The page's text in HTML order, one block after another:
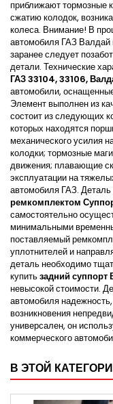
приближают тормозные
сжатию колодок,
колеса. Внимание! В
автомобиля ГАЗ Валдай
заранее следует
детали. Технические
ГАЗ 33104, 33106,
автомобили,
Элемент выполнен из
состоит из следующих
которых находятся
механического усилия
колодки; тормозные
движения; плавающие
эксплуатации на
автомобиля ГАЗ. Деталь
ремкомплектом
самостоятельно
минимальными
поставляемый
уплотнителей и
деталь необходимо
купитьзадний суппорт
невысокой стоимости.
автомобиля
возникновения
универсален, он
коммерческого
В ЭТОЙ